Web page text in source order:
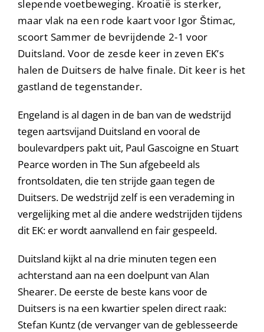
slepende voetbeweging. Kroatië is sterker,
maar vlak na een rode kaart voor Igor Štimac,
scoort Sammer de bevrijdende 2-1 voor
Duitsland. Voor de zesde keer in zeven EK’s
halen de Duitsers de halve finale. Dit keer is het
gastland de tegenstander.
Engeland is al dagen in de ban van de wedstrijd
tegen aartsvijand Duitsland en vooral de
boulevardpers pakt uit, Paul Gascoigne en Stuart
Pearce worden in The Sun afgebeeld als
frontsoldaten, die ten strijde gaan tegen de
Duitsers. De wedstrijd zelf is een verademing in
vergelijking met al die andere wedstrijden tijdens
dit EK: er wordt aanvallend en fair gespeeld.
Duitsland kijkt al na drie minuten tegen een
achterstand aan na een doelpunt van Alan
Shearer. De eerste de beste kans voor de
Duitsers is na een kwartier spelen direct raak:
Stefan Kuntz (de vervanger van de geblesseerde